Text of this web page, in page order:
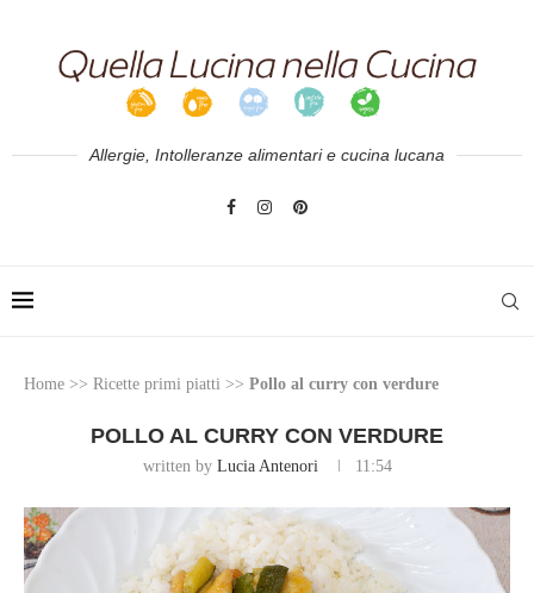
Allergie, Intolleranze alimentari e cucina lucana
Home >> Ricette primi piatti >> Pollo al curry con verdure
POLLO AL CURRY CON VERDURE
written by Lucia Antenori 11:54